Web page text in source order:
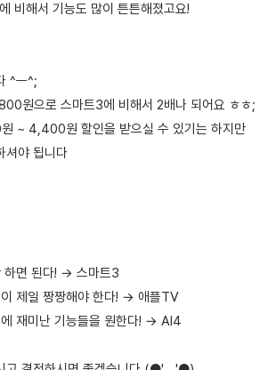
비해서 기능도 많이 튼튼해졌고요!
^ㅡ^;
원으로 스마트3에 비해서 2배나 되어요 ㅎㅎ;
~ 4,400원 할인을 받으실 수 있기는 하지만
셔야 됩니다
하면 된다! → 스마트3
제일 짱짱해야 한다! → 애플TV
재미난 기능들을 원한다! → AI4